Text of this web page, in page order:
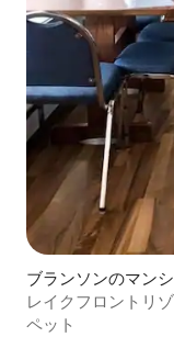
ブランソンのマン
レイクフロントリ
アム
ペット